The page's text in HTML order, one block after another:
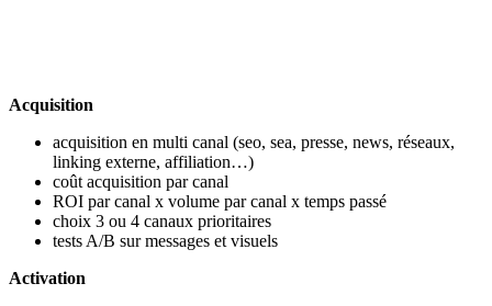
Acquisition
acquisition en multi canal (seo, sea, presse, news, réseaux,
linking externe, affiliation…)
coût acquisition par canal
ROI par canal x volume par canal x temps passé
choix 3 ou 4 canaux prioritaires
tests A/B sur messages et visuels
Activation